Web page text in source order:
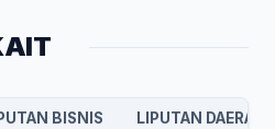
BISNIS LIPUTAN DAERAH